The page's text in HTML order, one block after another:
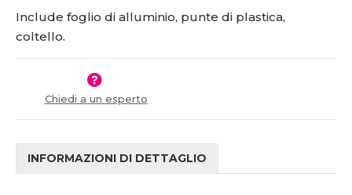
n
o
s
o
ž
s
t
Include foglio di alluminio, punte di plastica,
coltello.
Chiedi a un esperto
INFORMAZIONI DI DETTAGLIO